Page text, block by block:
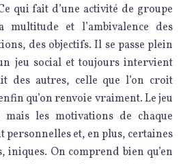
qui fait d’une activité de groupe
multitude et l’ambivalence des
des objectifs. Il se passe plein
jeu social et toujours intervient
des autres, celle que l’on croit
qu’on renvoie vraiment. Le jeu
les motivations de chaque
personnelles et, en plus, certaines
iniques. On comprend bien qu’en